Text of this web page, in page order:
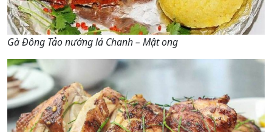
Gà Đông Tảo nướng lá Chanh – Mật ong